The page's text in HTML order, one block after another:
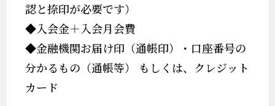
認と捺印が必要です）
◆入会金＋入会月会費
◆金融機関お届け印（通帳印）・口座番号の
分かるもの（通帳等） もしくは、クレジット
カード